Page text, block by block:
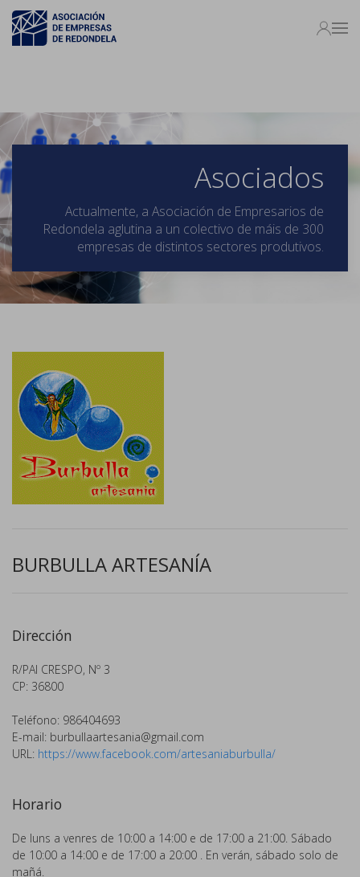
Asociados
Actualmente, a Asociación de Empresarios de
Redondela aglutina a un colectivo de máis de 300
empresas de distintos sectores produtivos.
BURBULLA ARTESANÍA
Dirección
R/PAI CRESPO, Nº 3
CP: 36800
Teléfono: 986404693
E-mail: burbullaartesania@gmail.com
URL: https://www.facebook.com/artesaniaburbulla/
Horario
De luns a venres de 10:00 a 14:00 e de 17:00 a 21:00. Sábado
de 10:00 a 14:00 e de 17:00 a 20:00 . En verán, sábado solo de
mañá.